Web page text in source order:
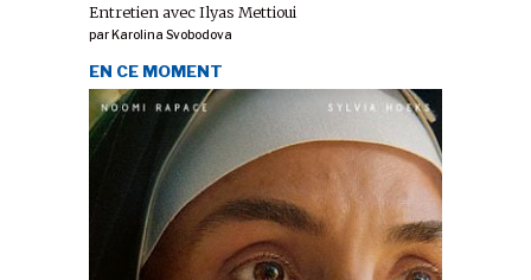
Entretien avec Ilyas Mettioui
parKarolina Svobodova
EN CE MOMENT